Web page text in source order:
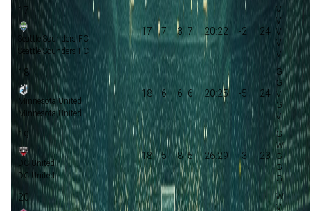
17
Seattle Sounders FC
Seattle Sounders FC
17 7 3 7 20:22 -2 24
18
Minnesota United
Minnesota United
18 6 6 6 20:25 -5 24
19
DC United
DC United
18 5 8 5 26:29 -3 23
20